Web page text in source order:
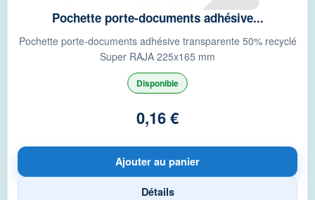
Pochette porte-documents adhésive...
Pochette porte-documents adhésive transparente 50% recyclé
Super RAJA 225x165 mm
Disponible
0,16 €
Ajouter au panier
Détails